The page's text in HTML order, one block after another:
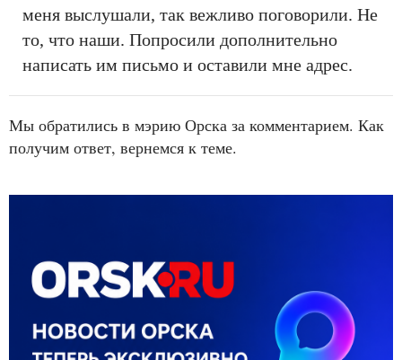
меня выслушали, так вежливо поговорили. Не
то, что наши. Попросили дополнительно
написать им письмо и оставили мне адрес.
Мы обратились в мэрию Орска за комментарием. Как
получим ответ, вернемся к теме.